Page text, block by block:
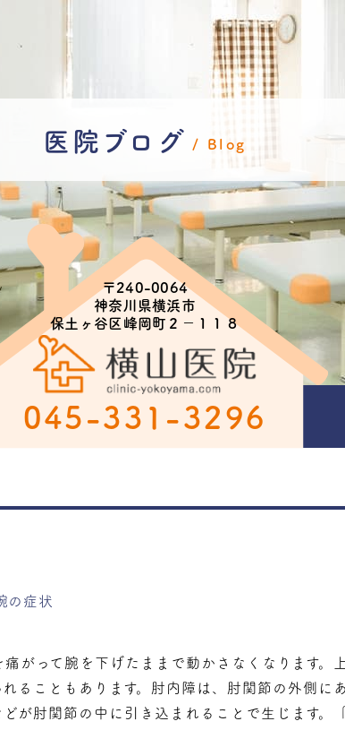
045-331-3296
〒240-0064
神奈川県横浜市
保土ヶ谷区峰岡町２−１１８
医院ブログ Blog
の症状
がって腕を下げたままで動かさなくなります。
ることもあります。肘内障は、肘関節の外側に
が肘関節の中に引き込まれることで生じます。